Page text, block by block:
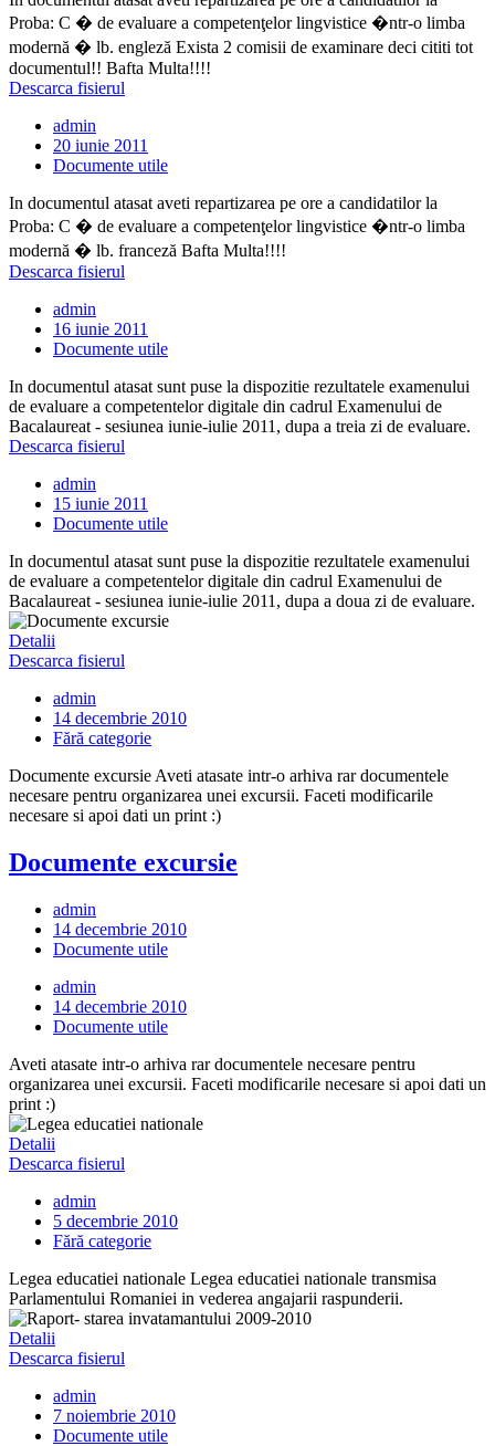
Proba: C � de evaluare a competenţelor lingvistice �ntr-o limba
modernă � lb. engleză Exista 2 comisii de examinare deci cititi tot
documentul!! Bafta Multa!!!!
Descarca fisierul
admin
20 iunie 2011
Documente utile
In documentul atasat aveti repartizarea pe ore a candidatilor la
Proba: C � de evaluare a competenţelor lingvistice �ntr-o limba
modernă � lb. franceză Bafta Multa!!!!
Descarca fisierul
admin
16 iunie 2011
Documente utile
In documentul atasat sunt puse la dispozitie rezultatele examenului
de evaluare a competentelor digitale din cadrul Examenului de
Bacalaureat - sesiunea iunie-iulie 2011, dupa a treia zi de evaluare.
Descarca fisierul
admin
15 iunie 2011
Documente utile
In documentul atasat sunt puse la dispozitie rezultatele examenului
de evaluare a competentelor digitale din cadrul Examenului de
Bacalaureat - sesiunea iunie-iulie 2011, dupa a doua zi de evaluare.
Detalii
Descarca fisierul
admin
14 decembrie 2010
Fără categorie
Documente excursie Aveti atasate intr-o arhiva rar documentele
necesare pentru organizarea unei excursii. Faceti modificarile
necesare si apoi dati un print :)
Documente excursie
admin
14 decembrie 2010
Documente utile
admin
14 decembrie 2010
Documente utile
Aveti atasate intr-o arhiva rar documentele necesare pentru
organizarea unei excursii. Faceti modificarile necesare si apoi dati un
print :)
Detalii
Descarca fisierul
admin
5 decembrie 2010
Fără categorie
Legea educatiei nationale Legea educatiei nationale transmisa
Parlamentului Romaniei in vederea angajarii raspunderii.
Detalii
Descarca fisierul
admin
7 noiembrie 2010
Documente utile